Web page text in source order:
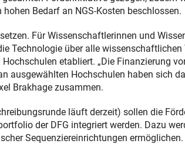
Bedarf an NGS-Kosten beschlossen.
Für Wissenschaftlerinnen und
Technologie über alle wissenschaftlichen
etabliert. „Die Finanzierung
ausgewählten Hochschulen haben sich
Brakhage zusammen.
läuft derzeit) sollen die
der DFG integriert werden. Dazu
Sequenziereinrichtungen